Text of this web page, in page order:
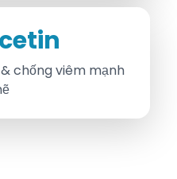
chống viêm mạnh